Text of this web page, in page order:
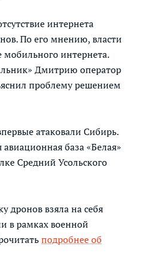
интернета
По его мнению, власти
мобильного интернета.
Дмитрию оператор
проблему решением
атаковали Сибирь.
база «Белая»
Средний Усольского
дронов взяла на себя
в рамках военной
подробнее об